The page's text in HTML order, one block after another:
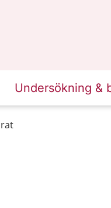
Undersökning &